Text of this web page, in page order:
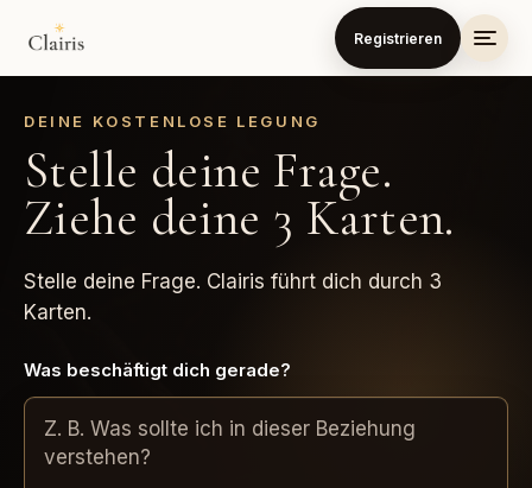
Registrieren
DEINE KOSTENLOSE LEGUNG
Stelle deine Frage.
Ziehe deine 3 Karten.
Stelle deine Frage. Clairis führt dich durch 3
Karten.
Was beschäftigt dich gerade?